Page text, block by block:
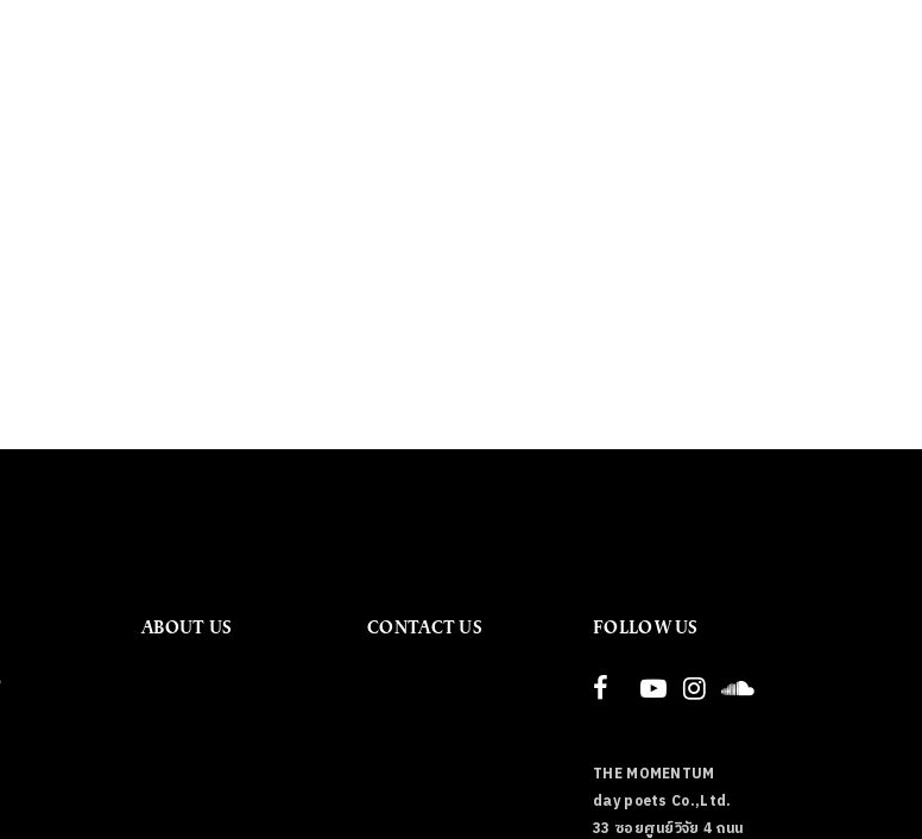
ABOUT US CONTACT US FOLLOW US
THE MOMENTUM
day poets Co.,Ltd.
33 ซอยศูนย์วิจัย 4 ถนน